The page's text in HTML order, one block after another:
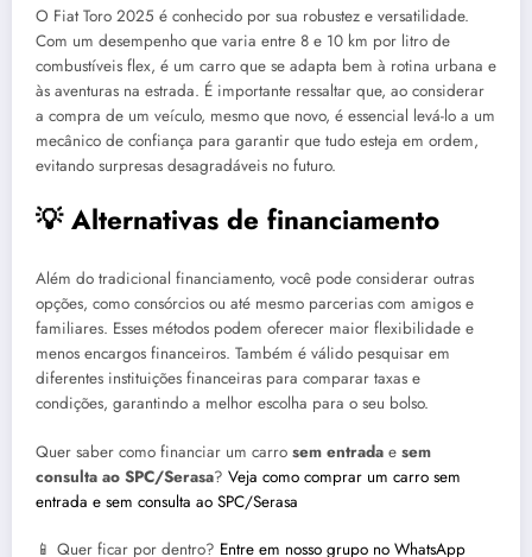
O Fiat Toro 2025 é conhecido por sua robustez e versatilidade.
Com um desempenho que varia entre 8 e 10 km por litro de
combustíveis flex, é um carro que se adapta bem à rotina urbana e
às aventuras na estrada. É importante ressaltar que, ao considerar
a compra de um veículo, mesmo que novo, é essencial levá-lo a um
mecânico de confiança para garantir que tudo esteja em ordem,
evitando surpresas desagradáveis no futuro.
💡 Alternativas de financiamento
Além do tradicional financiamento, você pode considerar outras
opções, como consórcios ou até mesmo parcerias com amigos e
familiares. Esses métodos podem oferecer maior flexibilidade e
menos encargos financeiros. Também é válido pesquisar em
diferentes instituições financeiras para comparar taxas e
condições, garantindo a melhor escolha para o seu bolso.
Quer saber como financiar um carro sem entrada e sem
consulta ao SPC/Serasa? Veja como comprar um carro sem
entrada e sem consulta ao SPC/Serasa
📱 Quer ficar por dentro? Entre em nosso grupo no WhatsApp